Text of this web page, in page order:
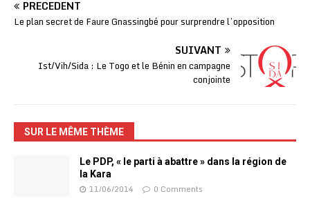
PRÉCÉDENT
Le plan secret de Faure Gnassingbé pour surprendre l’opposition
SUIVANT
Ist/Vih/Sida : Le Togo et le Bénin en campagne
conjointe
SUR LE MÊME THÈME
Le PDP, « le parti à abattre » dans la région de
la Kara
11/06/2014 0 Comments